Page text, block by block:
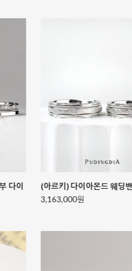
(노바라) 중/소 다이아몬드 웨딩밴드
세트 콤비컬러